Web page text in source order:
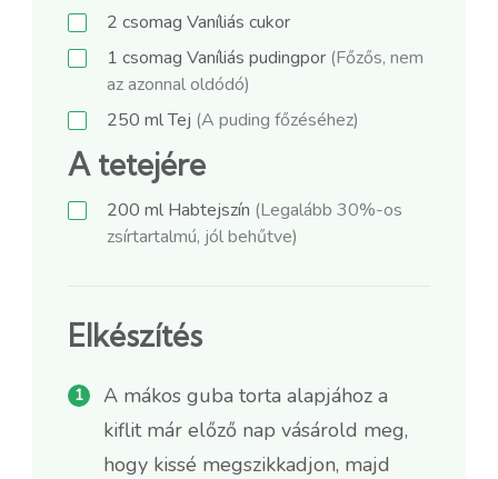
2 csomag Vaníliás cukor
1 csomag Vaníliás pudingpor (Főzős, nem
az azonnal oldódó)
250 mlTej (A puding főzéséhez)
A tetejére
200 ml Habtejszín (Legalább 30%-os
zsírtartalmú, jól behűtve)
Elkészítés
A mákos guba torta alapjához a
kiflit már előző nap vásárold meg,
hogy kissé megszikkadjon, majd